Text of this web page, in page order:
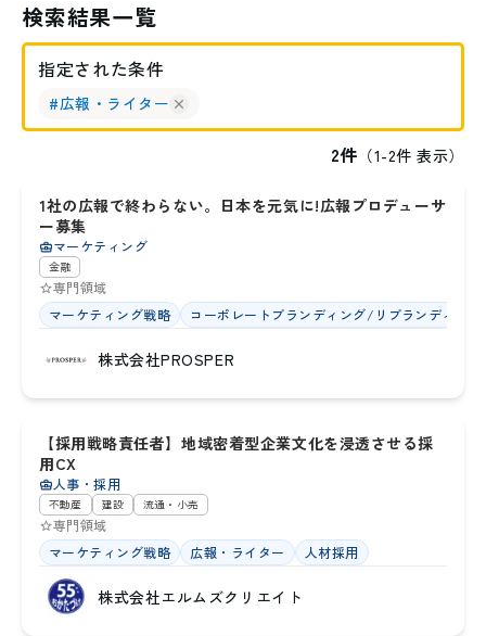
検索結果一覧
指定された条件
#広報・ライター
2件 （1-2件 表示）
35
1社の広報で終わらない。日本を元気に!広報プロデューサ
ー募集
マーケティング
金融
専門領域
マーケティング戦略
コーポレートブランディング/リブランディング
株式会社PROSPER
32
大阪府
【採用戦略責任者】地域密着型企業文化を浸透させる採
用CX
人事・採用
不動産 建設 流通・小売
専門領域
マーケティング戦略
広報・ライター 人材採用
株式会社エルムズクリエイト